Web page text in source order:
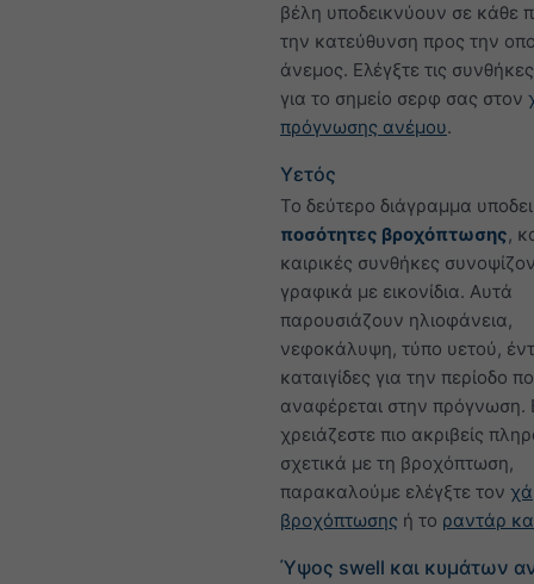
βέλη υποδεικνύουν σε κάθε
την κατεύθυνση προς την
άνεμος. Ελέγξτε τις
για το σημείο σερφ σας στον
πρόγνωσης ανέμου.
Υετός
Το δεύτερο διάγραμμα
ποσότητες βροχόπτωσης,
καιρικές συνθήκες
γραφικά με εικονίδια. Αυτά
παρουσιάζουν ηλιοφάνεια,
νεφοκάλυψη, τύπο υετού,
καταιγίδες για την περίοδο
αναφέρεται στην πρόγνωση.
χρειάζεστε πιο ακριβείς
σχετικά με τη βροχόπτωση,
παρακαλούμε ελέγξτε τον
βροχόπτωσης ή το ραντάρ
Ύψος swell και κυμάτων